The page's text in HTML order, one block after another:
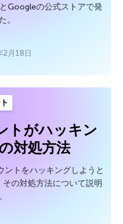
Googleの公式ストアで発
。
2月18日
トがハッキン
対処方法
トをハッキングしようと
の対処方法について説明